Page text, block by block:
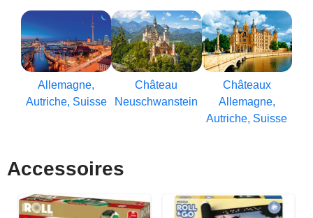
Allemagne,
Autriche, Suisse
Château
Neuschwanstein
Châteaux
Allemagne,
Autriche, Suisse
Accessoires